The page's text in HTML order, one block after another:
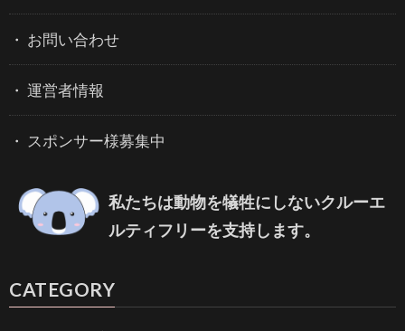
お問い合わせ
運営者情報
スポンサー様募集中
私たちは動物を犠牲にしないクルーエ
ルティフリーを支持します。
CATEGORY